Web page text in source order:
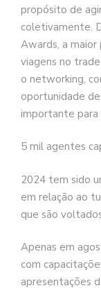
propósito de
coletivamente.
Awards, a
viagens no
o networking,
oportunidade
importante para
5 mil agentes
2024 tem sido
em relação ao
que são
Apenas em
com
apresentações